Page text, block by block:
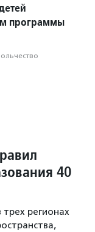
программы
40
регионах